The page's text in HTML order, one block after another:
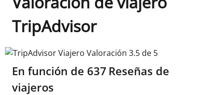
TripAdvisor
TripAdvisor Viajero Valoración 3.5 de 5
En función de 637 Reseñas de
viajeros